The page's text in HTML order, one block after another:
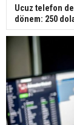
Ucuz telefon
dönem: 250